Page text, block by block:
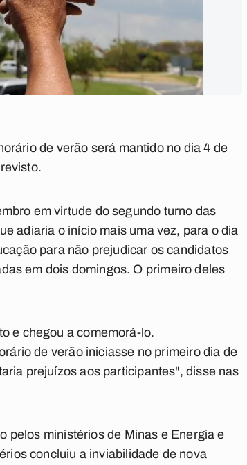
de verão será mantido no dia 4 de
em virtude do segundo turno das
adiaria o início mais uma vez, para o dia
para não prejudicar os candidatos
em dois domingos. O primeiro deles
e chegou a comemorá-lo.
de verão iniciasse no primeiro dia de
prejuízos aos participantes", disse nas
pelos ministérios de Minas e Energia e
concluiu a inviabilidade de nova